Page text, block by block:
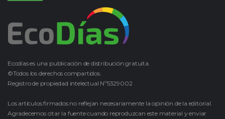
Ecodías es una publicación de distribución gratuita.
©Todos los derechos compartidos.
Registro de propiedad intelectual Nº5329002
Los artículos firmados no reflejan necesariamente la opinión de la editorial.
Agradecemos citar la fuente cuando reproduzcan este material y enviar